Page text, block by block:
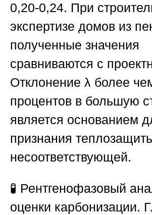
0,20-0,24. При
экспертизе домов из
полученные значения
сравниваются с
Отклонение λ более
процентов в большую
является основанием
признания
несоответствующей.
🧪 Рентгенофазовый
оценки карбонизации.